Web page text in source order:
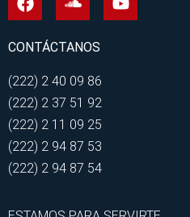
CONTÁCTANOS
(222) 2 40 09 86
(222) 2 37 51 92
(222) 2 11 09 25
(222) 2 94 87 53
(222) 2 94 87 54